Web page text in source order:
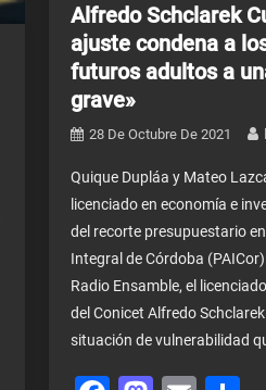
Alfredo Schclarek
ajuste condena a
futuros adultos a
grave»
28 De Octubre De 2021
Quique Dupláa y Mateo
licenciado en economía e
del recorte presupuestario
Integral de Córdoba
Radio Ensamble, el
del Conicet Alfredo
situación de vulnerabilidad